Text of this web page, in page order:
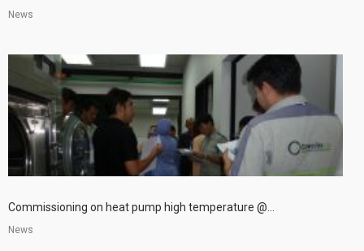
News
Commissioning on heat pump high temperature @...
News